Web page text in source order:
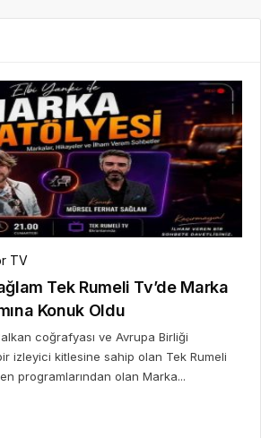
TV
Tek Rumeli Tv’de Marka
Konuk Oldu
coğrafyası ve Avrupa Birliği
izleyici kitlesine sahip olan Tek Rumeli
programlarından olan Marka...